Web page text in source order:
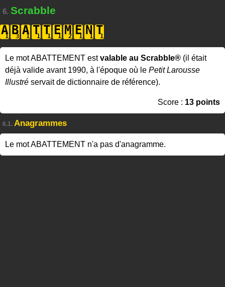
6. Scrabble
A B A T T E M E N T
Le mot ABATTEMENT estvalable au Scrabble® (il était
déjà valide avant 1990, à l'époque où le Petit Larousse
Illustré servait de dictionnaire de référence).
Score : 13 points
6.1. Anagrammes
Le mot ABATTEMENT n'a pas d'anagramme.